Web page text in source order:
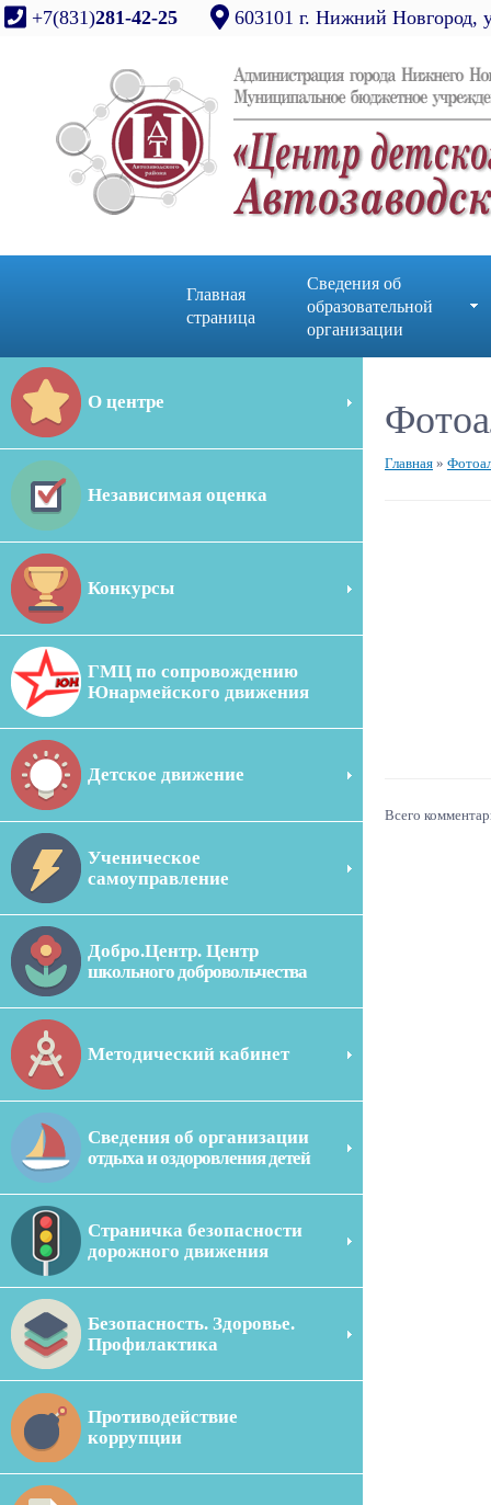
+7(831)281-42-25 603101 г. Нижний Новгород,
Главная
страница
Сведения об
образовательной
организации
О центре
Независимая оценка
Конкурсы
ГМЦ по сопровождению
Юнармейского движения
Детское движение
Ученическое
самоуправление
Добро.Центр. Центр
школьного добровольчества
Методический кабинет
Сведения об организации
отдыха и оздоровления детей
Страничка безопасности
дорожного движения
Безопасность. Здоровье.
Профилактика
Противодействие
коррупции
Главная »
Всего